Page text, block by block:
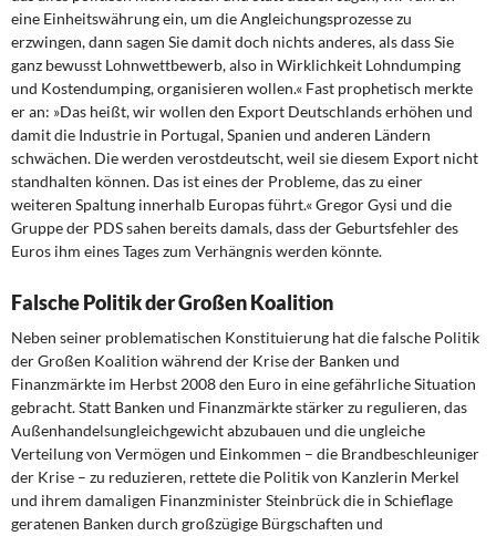
eine Einheitswährung ein, um die Angleichungsprozesse zu
erzwingen, dann sagen Sie damit doch nichts anderes, als dass Sie
ganz bewusst Lohnwettbewerb, also in Wirklichkeit Lohndumping
und Kostendumping, organisieren wollen.« Fast prophetisch merkte
er an: »Das heißt, wir wollen den Export Deutschlands erhöhen und
damit die Industrie in Portugal, Spanien und anderen Ländern
schwächen. Die werden verostdeutscht, weil sie diesem Export nicht
standhalten können. Das ist eines der Probleme, das zu einer
weiteren Spaltung innerhalb Europas führt.« Gregor Gysi und die
Gruppe der PDS sahen bereits damals, dass der Geburtsfehler des
Euros ihm eines Tages zum Verhängnis werden könnte.
Falsche Politik der Großen Koalition
Neben seiner problematischen Konstituierung hat die falsche Politik
der Großen Koalition während der Krise der Banken und
Finanzmärkte im Herbst 2008 den Euro in eine gefährliche Situation
gebracht. Statt Banken und Finanzmärkte stärker zu regulieren, das
Außenhandelsungleichgewicht abzubauen und die ungleiche
Verteilung von Vermögen und Einkommen – die Brandbeschleuniger
der Krise – zu reduzieren, rettete die Politik von Kanzlerin Merkel
und ihrem damaligen Finanzminister Steinbrück die in Schieflage
geratenen Banken durch großzügige Bürgschaften und